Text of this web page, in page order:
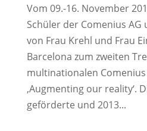
Vom 09.-16. November
Schüler der Comenius
von Frau Krehl und Frau
Barcelona zum zweiten
multinationalen
‚Augmenting our reality‘.
geförderte und 2013...